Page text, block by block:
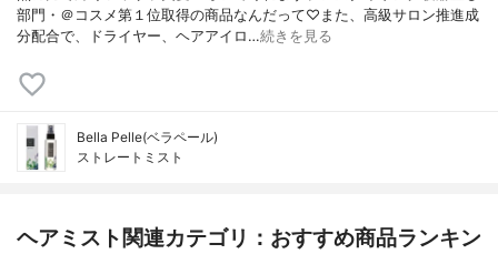
部門・＠コスメ第１位取得の商品なんだって♡また、高級サロン推進成
分配合で、ドライヤー、ヘアアイロ…続きを見る
Bella Pelle(ベラペール)
ストレートミスト
ヘアミスト関連カテゴリ：おすすめ商品ランキン